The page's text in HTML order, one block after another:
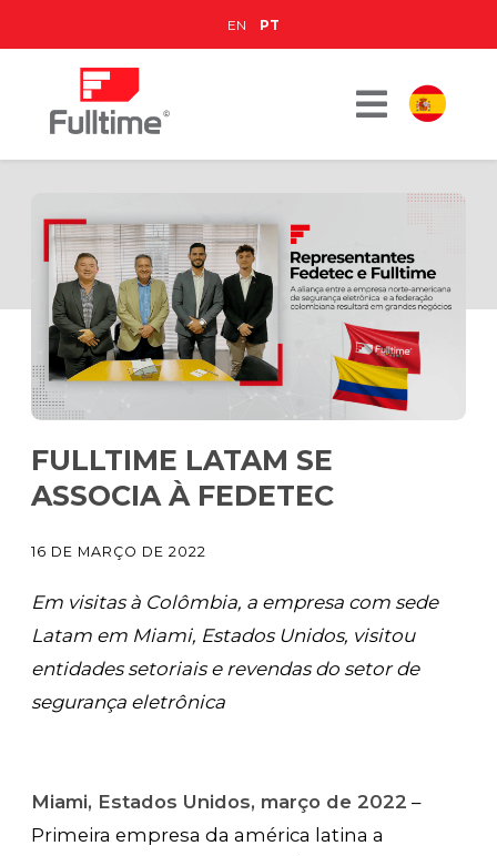
EN PT
FULLTIME LATAM SE
ASSOCIA À FEDETEC
16 DE MARÇO DE 2022
Em visitas à Colômbia, a empresa com sede
Latam em Miami, Estados Unidos, visitou
entidades setoriais e revendas do setor de
segurança eletrônica
Miami, Estados Unidos, março de 2022 –
Primeira empresa da américa latina a